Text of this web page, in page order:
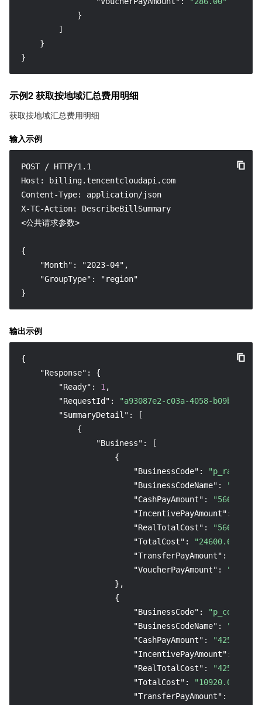
}
]
}
}
示例2 获取按地域汇总费用明细
获取按地域汇总费用明细
输入示例
POST / HTTP/1.1
Host: billing.tencentcloudapi.com
Content-Type: application/json
X-TC-Action: DescribeBillSummary
<公共请求参数>
{
    "Month": "2023-04",
    "GroupType": "region"
}
输出示例
{
"Response" :
{
"Ready" : 1 ,
"RequestId" :
"a93087e2-c03a-4058-b09b-
"SummaryDetail" :
[
{
"Business" :
[
{
"BusinessCode" : "p_rav"
"BusinessCodeName" :
"实时音
"CashPayAmount" : "5661.16"
"IncentivePayAmount" :
"RealTotalCost" : "5661.16"
"TotalCost" : "24600.63"
"TransferPayAmount" :
"VoucherPayAmount" :
"0.00"
} ,
{
"BusinessCode" : "p_cdh"
"BusinessCodeName" :
"专用宿
"CashPayAmount" : "4254.21"
"IncentivePayAmount" :
"RealTotalCost" : "4254.21"
"TotalCost" : "10920.00"
"TransferPayAmount" :